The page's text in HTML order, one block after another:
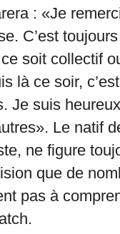
: «Je
C’est
soit collectif
là ce soir,
Je suis
Le natif
ne figure
que de
pas à